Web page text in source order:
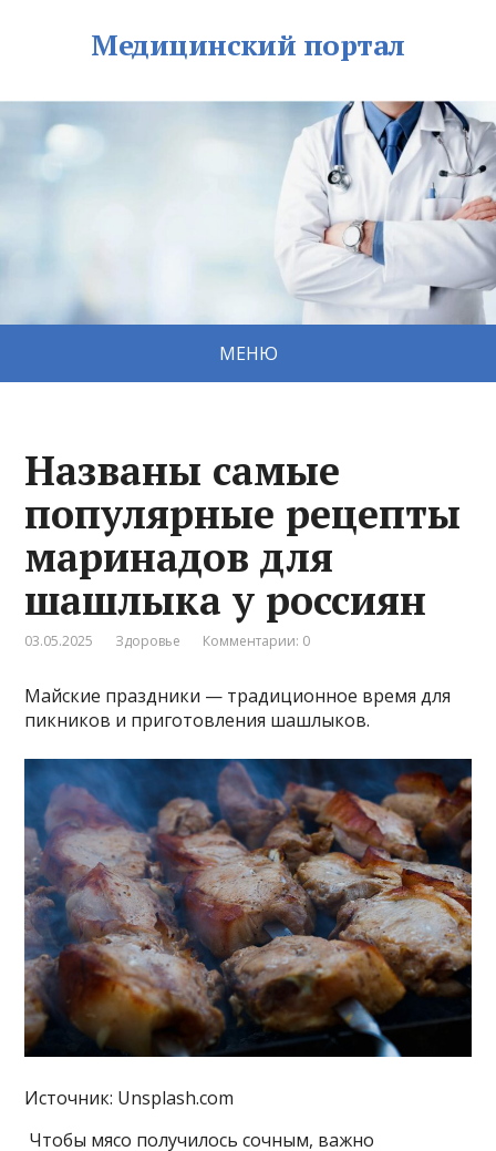
Медицинский портал
МЕНЮ
Названы самые
популярные рецепты
маринадов для
шашлыка у россиян
03.05.2025 Здоровье Комментарии: 0
Майские праздники — традиционное время для
пикников и приготовления шашлыков.
Источник: Unsplash.com
Чтобы мясо получилось сочным, важно